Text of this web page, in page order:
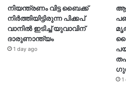
നിയന്ത്രണം വിട്ട ബൈക്ക്
നിർത്തിയിട്ടിരുന്ന പിക്കപ്
വാനിൽ ഇടിച്ച് യുവാവിന്
ദാരുണാന്ത്യം
1 day ago
1